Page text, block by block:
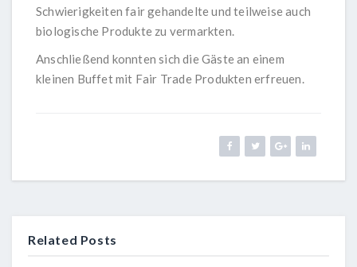
Schwierigkeiten fair gehandelte und teilweise auch
biologische Produkte zu vermarkten.
Anschließend konnten sich die Gäste an einem
kleinen Buffet mit Fair Trade Produkten erfreuen.
Related Posts